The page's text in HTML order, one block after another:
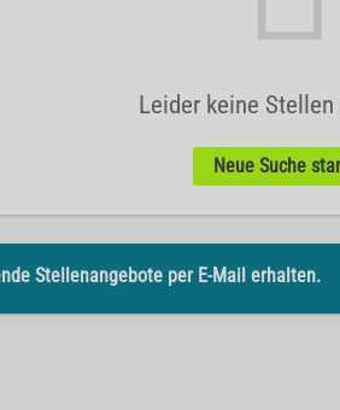
Leider keine
Neue Suche
Stellenangebote per E-Mail erhalten.